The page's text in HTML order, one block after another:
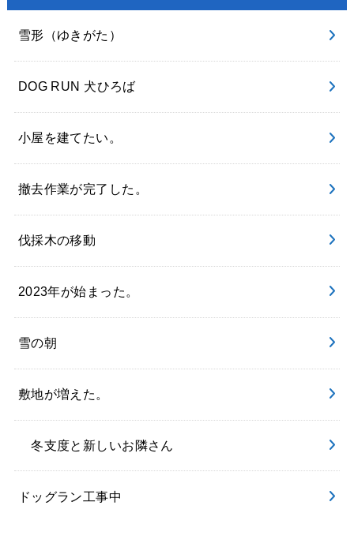
雪形（ゆきがた）
DOG RUN 犬ひろば
小屋を建てたい。
撤去作業が完了した。
伐採木の移動
2023年が始まった。
雪の朝
敷地が増えた。
冬支度と新しいお隣さん
ドッグラン工事中